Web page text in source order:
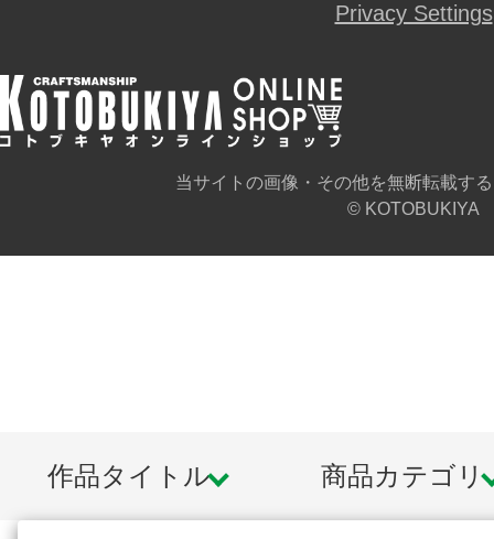
Privacy Settings
当サイトの画像・その他を無断転載す
© KOTOBUKIYA
作品タイトル 商品カテゴリ